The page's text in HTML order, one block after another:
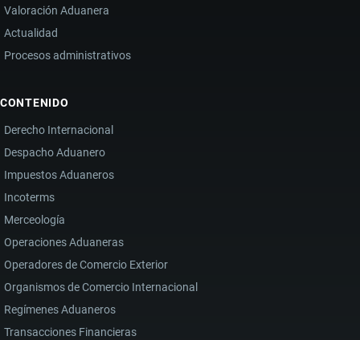
Valoración Aduanera
Actualidad
Procesos administrativos
CONTENIDO
Derecho Internacional
Despacho Aduanero
Impuestos Aduaneros
Incoterms
Merceología
Operaciones Aduaneras
Operadores de Comercio Exterior
Organismos de Comercio Internacional
Regímenes Aduaneros
Transacciones Financieras